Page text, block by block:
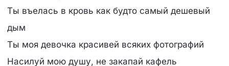
Ты въелась в кровь как будто самый дешевый
дым
Ты моя девочка красивей всяких фотографий
Насилуй мою душу, не закапай кафель